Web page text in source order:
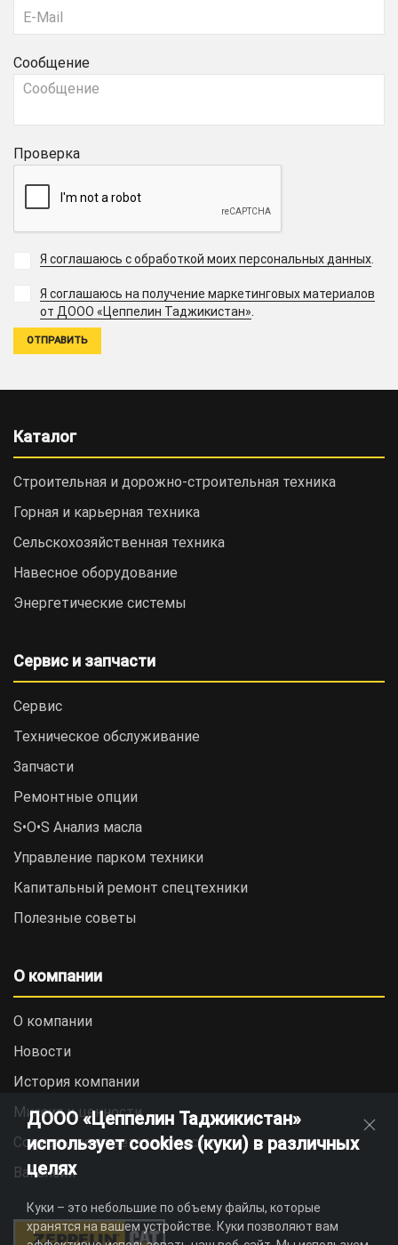
Сообщение
Проверка
Я соглашаюсь с обработкой моих персональных данных.
Я соглашаюсь на получение маркетинговых материалов
от ДООО «Цеппелин Таджикистан».
Каталог
Строительная и дорожно-cтроительная техника
Горная и карьерная техника
Сельскохозяйственная техника
Навесное оборудование
Энергетические системы
Сервис и запчасти
Сервис
Техническое обслуживание
Запчасти
Ремонтные опции
S•O•S Анализ масла
Управление парком техники
Капитальный ремонт спецтехники
Полезные советы
О компании
О компании
Новости
История компании
Миссия и ценности
Социальная ответственность
Вакансии
ДООО «Цеппелин Таджикистан»
использует cookies (куки) в различных
целях
Куки – это небольшие по объему файлы, которые
хранятся на вашем устройстве. Куки позволяют вам